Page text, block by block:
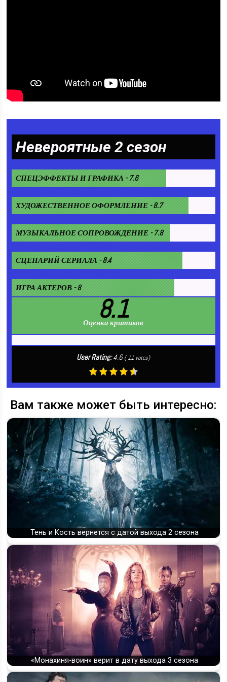
Невероятные 2 сезон
СПЕЦЭФФЕКТЫ И ГРАФИКА - 7.6
ХУДОЖЕСТВЕННОЕ ОФОРМЛЕНИЕ - 8.7
МУЗЫКАЛЬНОЕ СОПРОВОЖДЕНИЕ - 7.8
СЦЕНАРИЙ СЕРИАЛА - 8.4
ИГРА АКТЕРОВ - 8
8.1
Оценка критиков
User Rating:4.6 (11 votes)
Вам также может быть интересно:
Тень и Кость вернется с датой выхода 2 сезона
«Монахиня-воин» верит в дату выхода 3 сезона